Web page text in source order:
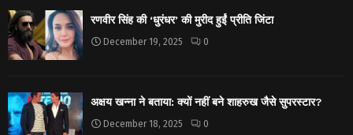
रणवीर सिंह की ‘धुरंधर’ की मुरीद हुईं प्रीति जिंटा
December 19, 2025 0
अक्षय खन्ना ने बताया: क्यों नहीं बने शाहरुख जैसे सुपरस्टार?
December 18, 2025 0